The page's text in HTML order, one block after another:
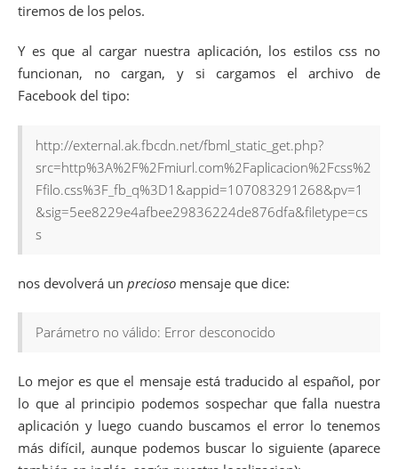
tiremos de los pelos.
Y es que al cargar nuestra aplicación, los estilos css no
funcionan, no cargan, y si cargamos el archivo de
Facebook del tipo:
http://external.ak.fbcdn.net/fbml_static_get.php?
src=http%3A%2F%2Fmiurl.com%2Faplicacion%2Fcss%2
Ffilo.css%3F_fb_q%3D1&appid=107083291268&pv=1
&sig=5ee8229e4afbee29836224de876dfa&filetype=cs
s
nos devolverá un precioso mensaje que dice:
Parámetro no válido: Error desconocido
Lo mejor es que el mensaje está traducido al español, por
lo que al principio podemos sospechar que falla nuestra
aplicación y luego cuando buscamos el error lo tenemos
más difícil, aunque podemos buscar lo siguiente (aparece